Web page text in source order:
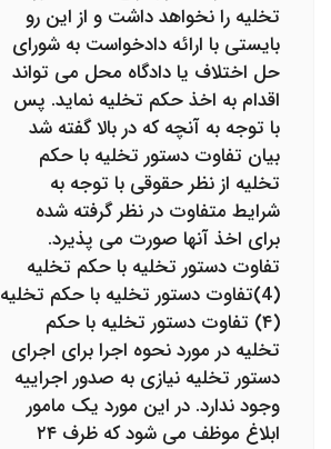
تخلیه را نخواهد داشت و از این رو
بایستی با ارائه دادخواست به شورای
حل اختلاف یا دادگاه محل می تواند
اقدام به اخذ حکم تخلیه نماید. پس
با توجه به آنچه که در بالا گفته شد
بیان تفاوت دستور تخلیه با حکم
تخلیه از نظر حقوقی با توجه به
شرایط متفاوت در نظر گرفته شده
برای اخذ آنها صورت می پذیرد.
تفاوت دستور تخلیه با حکم تخلیه
(4)تفاوت دستور تخلیه با حکم تخلیه
(۴) تفاوت دستور تخلیه با حکم
تخلیه در مورد نحوه اجرا برای اجرای
دستور تخلیه نیازی به صدور اجراییه
وجود ندارد. در این مورد یک مامور
ابلاغ موظف می شود که ظرف ۲۴